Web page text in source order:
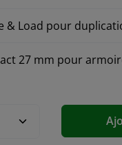
& Load pour
27 mm pour